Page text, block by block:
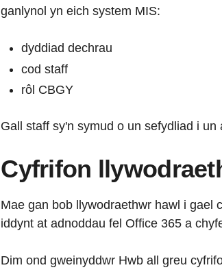
ganlynol yn eich system MIS:
dyddiad dechrau
cod staff
rôl CBGY
Gall staff sy'n symud o un sefydliad i
Cyfrifon
Mae gan bob llywodraethwr hawl i gael
iddynt at adnoddau fel Office 365 a
Dim ond gweinyddwr Hwb all greu